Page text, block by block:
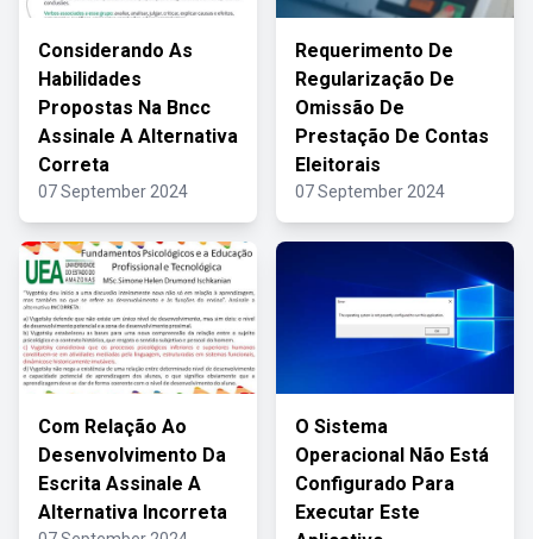
Considerando As
Habilidades
Propostas Na Bncc
Assinale A Alternativa
Correta
07 September 2024
Requerimento De
Regularização De
Omissão De
Prestação De Contas
Eleitorais
07 September 2024
Com Relação Ao
Desenvolvimento Da
Escrita Assinale A
Alternativa Incorreta
O Sistema
Operacional Não Está
Configurado Para
Executar Este